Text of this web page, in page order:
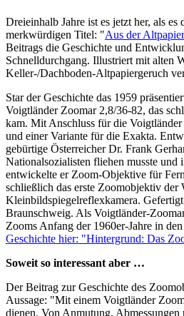
Dreieinhalb Jahre ist es jetzt her, als
merkwürdigen Titel: "Aus der
Beitrags die Geschichte und
Schnelldurchgang. Illustriert mit alten
Keller-/Dachboden-Altpapiergeruch
Star der Geschichte das 1959
Voigtländer Zoomar 2,8/36-82, das
kam. Mit Anschluss für die
und einer Variante für die Exakta.
gebürtige Österreicher Dr. Frank
Nationalsozialisten fliehen musste
entwickelte er Zoom-Objektive für
schließlich das erste Zoomobjektiv der
Kleinbildspiegelreflexkamera.
Braunschweig. Als Voigtländer-
Zooms Anfang der 1960er-Jahre in
Geschichte hier: "Hintergrund: Das
Soweit so interessant aber …
Der Beitrag zur Geschichte des
Aussage: "Mit einem Voigtländer
dienen. Von Anmutung,